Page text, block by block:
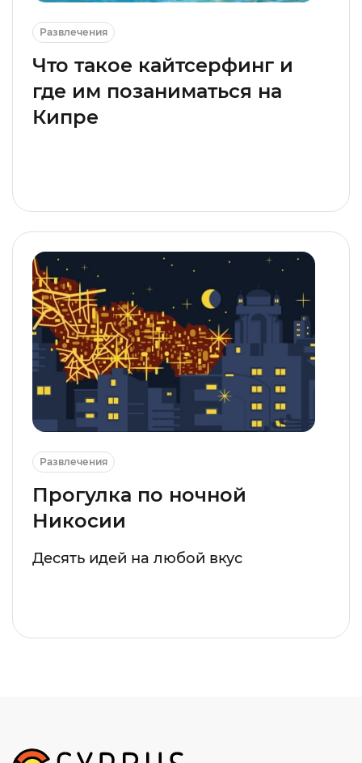
Развлечения
Что такое кайтсерфинг и
где им позаниматься на
Кипре
Развлечения
Прогулка по ночной
Никосии
Десять идей на любой вкус